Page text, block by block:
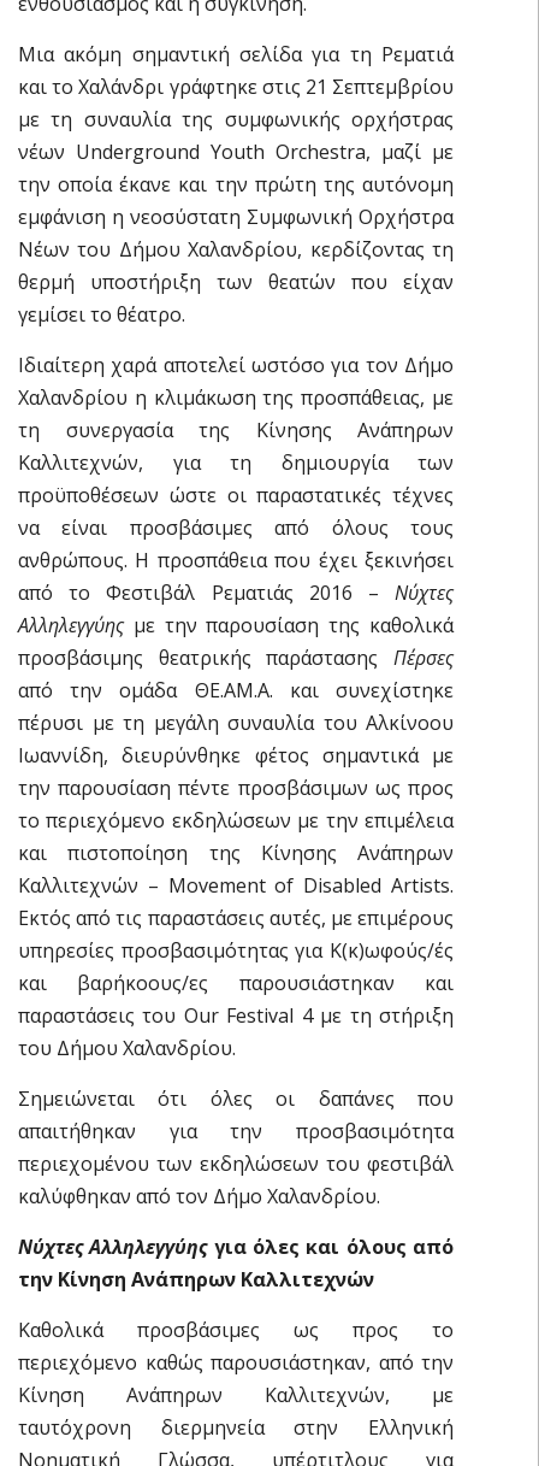
Μια ακόμη σημαντική σελίδα για τη Ρεματιά
και το Χαλάνδρι γράφτηκε στις 21 Σεπτεμβρίου
με τη συναυλία της συμφωνικής ορχήστρας
νέων Underground Youth Orchestra, μαζί με
την οποία έκανε και την πρώτη της αυτόνομη
εμφάνιση η νεοσύστατη Συμφωνική Ορχήστρα
Νέων του Δήμου Χαλανδρίου, κερδίζοντας τη
θερμή υποστήριξη των θεατών που είχαν
γεμίσει το θέατρο.
Ιδιαίτερη χαρά αποτελεί ωστόσο για τον Δήμο
Χαλανδρίου η κλιμάκωση της προσπάθειας, με
τη συνεργασία της Κίνησης Ανάπηρων
Καλλιτεχνών, για τη δημιουργία των
προϋποθέσεων ώστε οι παραστατικές τέχνες
να είναι προσβάσιμες από όλους τους
ανθρώπους. Η προσπάθεια που έχει ξεκινήσει
από το Φεστιβάλ Ρεματιάς 2016 – Νύχτες
Αλληλεγγύηςμε την παρουσίαση της καθολικά
προσβάσιμης θεατρικής παράστασης Πέρσες
από την ομάδα ΘΕ.ΑΜ.Α. και συνεχίστηκε
πέρυσι με τη μεγάλη συναυλία του Αλκίνοου
Ιωαννίδη, διευρύνθηκε φέτος σημαντικά με
την παρουσίαση πέντε προσβάσιμων ως προς
το περιεχόμενο εκδηλώσεων με την επιμέλεια
και πιστοποίηση της Κίνησης Ανάπηρων
Καλλιτεχνών – Movement of Disabled Artists.
Εκτός από τις παραστάσεις αυτές, με επιμέρους
υπηρεσίες προσβασιμότητας για K(κ)ωφούς/ές
και βαρήκοους/ες παρουσιάστηκαν και
παραστάσεις του Our Festival 4 με τη στήριξη
του Δήμου Χαλανδρίου.
Σημειώνεται ότι όλες οι δαπάνες που
απαιτήθηκαν για την προσβασιμότητα
περιεχομένου των εκδηλώσεων του φεστιβάλ
καλύφθηκαν από τον Δήμο Χαλανδρίου.
Νύχτες Αλληλεγγύηςγια όλες και όλους από
την Κίνηση Ανάπηρων Καλλιτεχνών
Καθολικά προσβάσιμες ως προς το
περιεχόμενο καθώς παρουσιάστηκαν, από την
Κίνηση Ανάπηρων Καλλιτεχνών, με
ταυτόχρονη διερμηνεία στην Ελληνική
Νοηματική Γλώσσα, υπέρτιτλους για